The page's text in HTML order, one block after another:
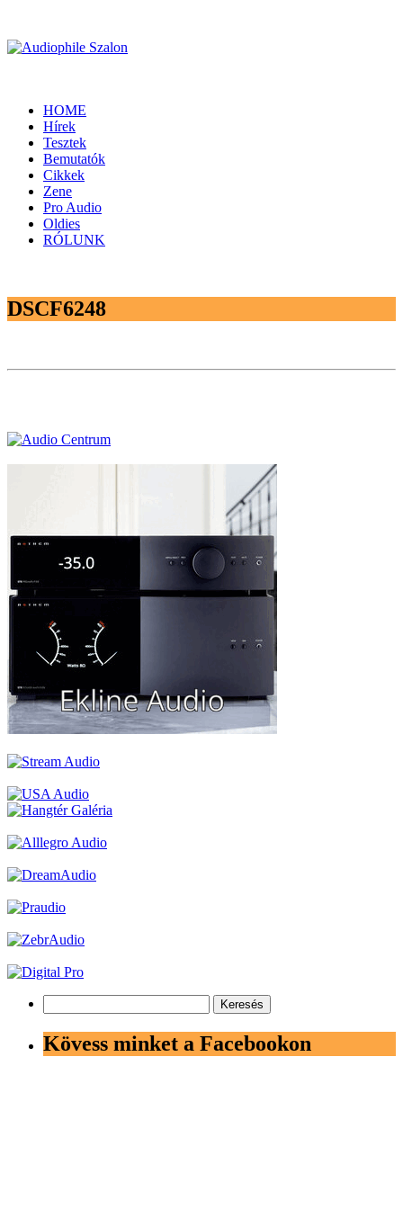
HOME
Hírek
Tesztek
Bemutatók
Cikkek
Zene
Pro Audio
Oldies
RÓLUNK
DSCF6248
Kövess minket a Facebookon